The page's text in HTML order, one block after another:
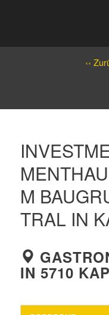
‹‹
RAL IN
IN 5710